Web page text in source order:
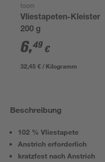
toom
Vliestapeten-Kleister
200 g
6,49 €
32,45 € / Kilogramm
Beschreibung
102 % Vliestapete
Anstrich erforderlich
kratzfest nach Anstrich